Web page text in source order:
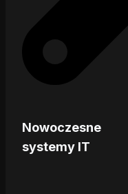
Nowoczesne
systemy IT